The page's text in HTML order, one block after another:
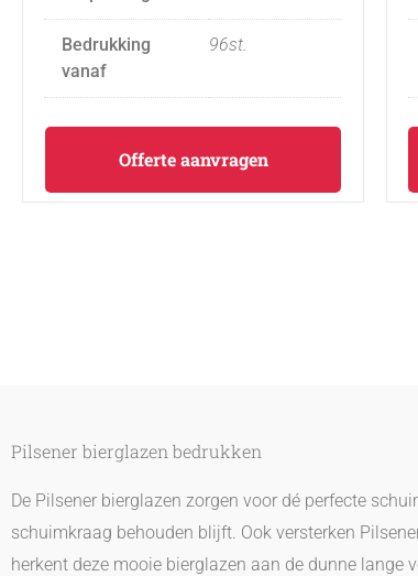
Bedrukking
vanaf
96st.
Offerte aanvragen
Pilsener bierglazen bedrukken
De Pilsener bierglazen zorgen voor dé perfecte
schuimkraag behouden blijft. Ook versterken
herkent deze mooie bierglazen aan de dunne lange